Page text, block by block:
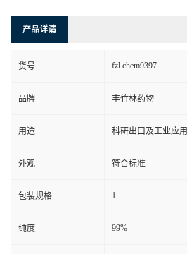
产品详请
货号 fzl chem9397
品牌 丰竹林药物
用途 科研出口及工业应用
外观 符合标准
包装规格 1
纯度 99%